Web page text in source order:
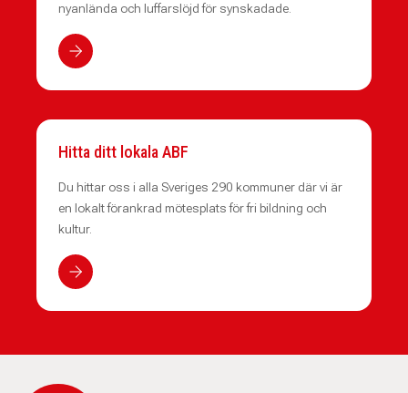
nyanlända och luffarslöjd för synskadade.
Hitta ditt lokala ABF
Du hittar oss i alla Sveriges 290 kommuner där vi är
en lokalt förankrad mötesplats för fri bildning och
kultur.